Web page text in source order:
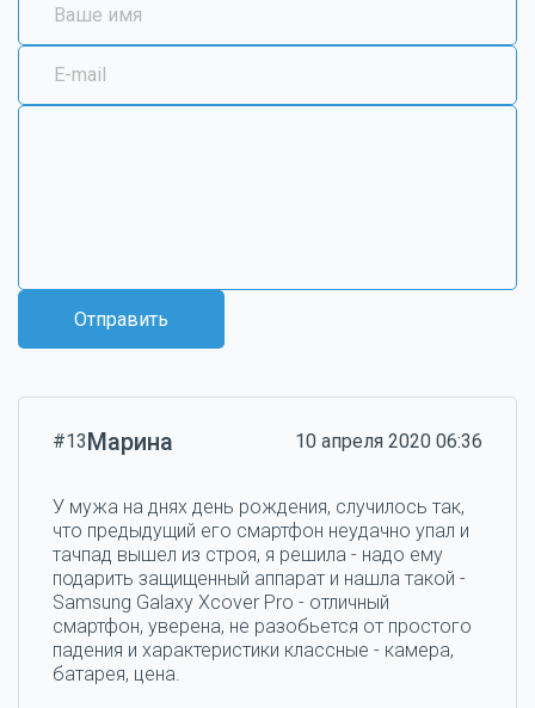
Отправить
#13Марина 10 апреля 2020 06:36
У мужа на днях день рождения, случилось так,
что предыдущий его смартфон неудачно упал и
тачпад вышел из строя, я решила - надо ему
подарить защищенный аппарат и нашла такой -
Samsung Galaxy Xcover Pro - отличный
смартфон, уверена, не разобьется от простого
падения и характеристики классные - камера,
батарея, цена.